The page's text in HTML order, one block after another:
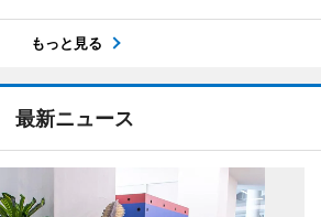
もっと見る
最新ニュース